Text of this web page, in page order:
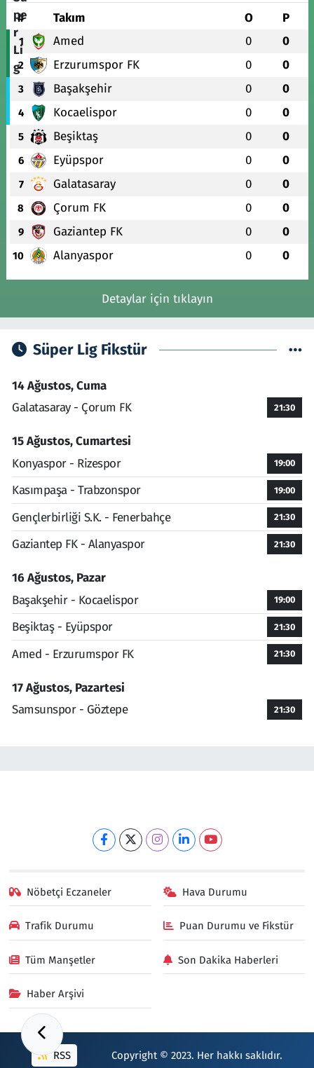
# Takım O P
1 Amed 0 0
2 Erzurumspor FK 0 0
3 Başakşehir 0 0
4 Kocaelispor 0 0
5 Beşiktaş 0 0
6 Eyüpspor 0 0
7 Galatasaray 0 0
8 Çorum FK 0 0
9 Gaziantep FK 0 0
10 Alanyaspor 0 0
Detaylar için tıklayın
Süper Lig Fikstür
14 Ağustos, Cuma
Galatasaray - Çorum FK
21:30
15 Ağustos, Cumartesi
Konyaspor - Rizespor
19:00
Kasımpaşa - Trabzonspor 19:00
Gençlerbirliği S.K. - Fenerbahçe 21:30
Gaziantep FK - Alanyaspor 21:30
16 Ağustos, Pazar
Başakşehir - Kocaelispor
19:00
Beşiktaş - Eyüpspor 21:30
Amed - Erzurumspor FK 21:30
17 Ağustos, Pazartesi
Samsunspor - Göztepe
21:30
Nöbetçi Eczaneler Hava Durumu
Trafik Durumu Puan Durumu ve Fikstür
Tüm Manşetler Son Dakika Haberleri
Haber Arşivi
RSS Copyright © 2023. Her hakkı saklıdır.